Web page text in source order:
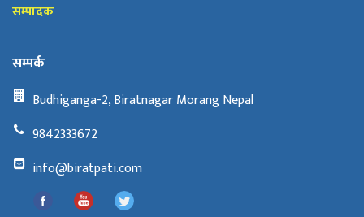
सम्पादक
सम्पर्क
Budhiganga-2, Biratnagar Morang Nepal
9842333672
info@biratpati.com